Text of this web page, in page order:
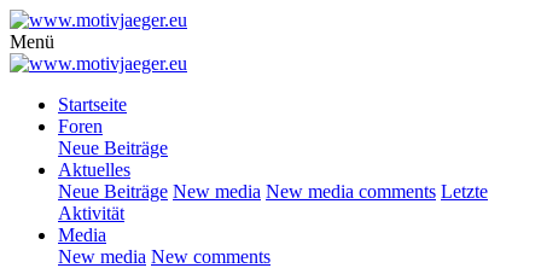
Menü
Startseite
Foren
Neue Beiträge
Aktuelles
Neue Beiträge New media New media comments Letzte
Aktivität
Media
New media New comments